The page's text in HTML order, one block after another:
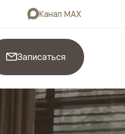
Канал MAX
Записаться